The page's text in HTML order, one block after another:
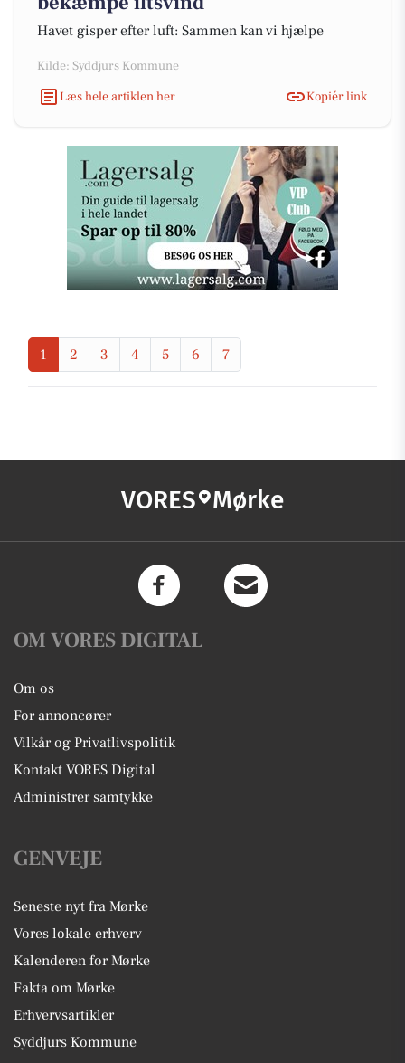
Havet gisper efter luft: Sammen kan vi hjælpe
Kilde: Syddjurs Kommune
Læs hele artiklen her
Kopiér link
1 2 3 4 5 6 7
VORES Mørke
OM VORES DIGITAL
Om os
For annoncører
Vilkår og Privatlivspolitik
Kontakt VORES Digital
Administrer samtykke
GENVEJE
Seneste nyt fra Mørke
Vores lokale erhverv
Kalenderen for Mørke
Fakta om Mørke
Erhvervsartikler
Syddjurs Kommune